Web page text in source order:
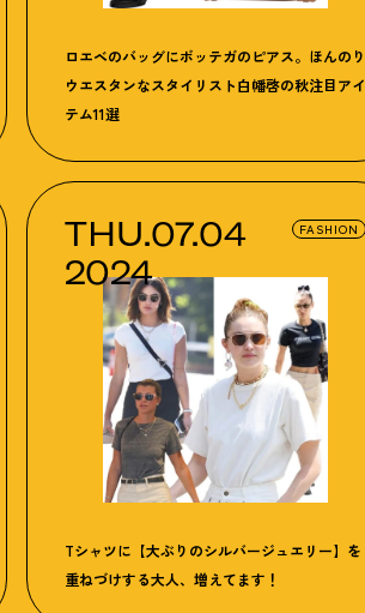
ロエベのバッグにボッテガのピアス。ほんのり
ウエスタンなスタイリスト白幡啓の秋注目アイ
テム11選
THU.07.04
2024
Tシャツに【大ぶりのシルバージュエリー】を
重ねづけする大人、増えてます！
FASHION